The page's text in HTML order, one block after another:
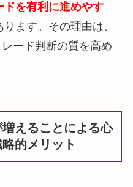
ドを有利に進めやす
ります。その理由は、
ード判断の質を高め
えることによる心
的メリット